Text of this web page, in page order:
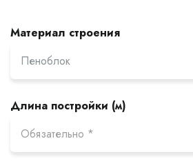
Материал строения
Длина постройки (м)